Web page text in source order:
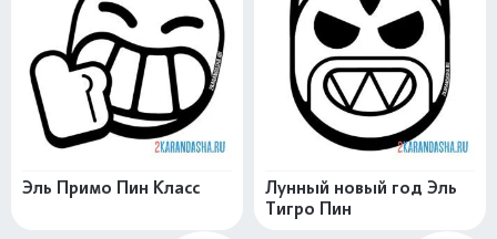
Эль Примо Пин Класс
Лунный новый год Эль
Тигро Пин